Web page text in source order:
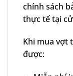
chính sách
thực tế tại
Khi mua vợt
được: